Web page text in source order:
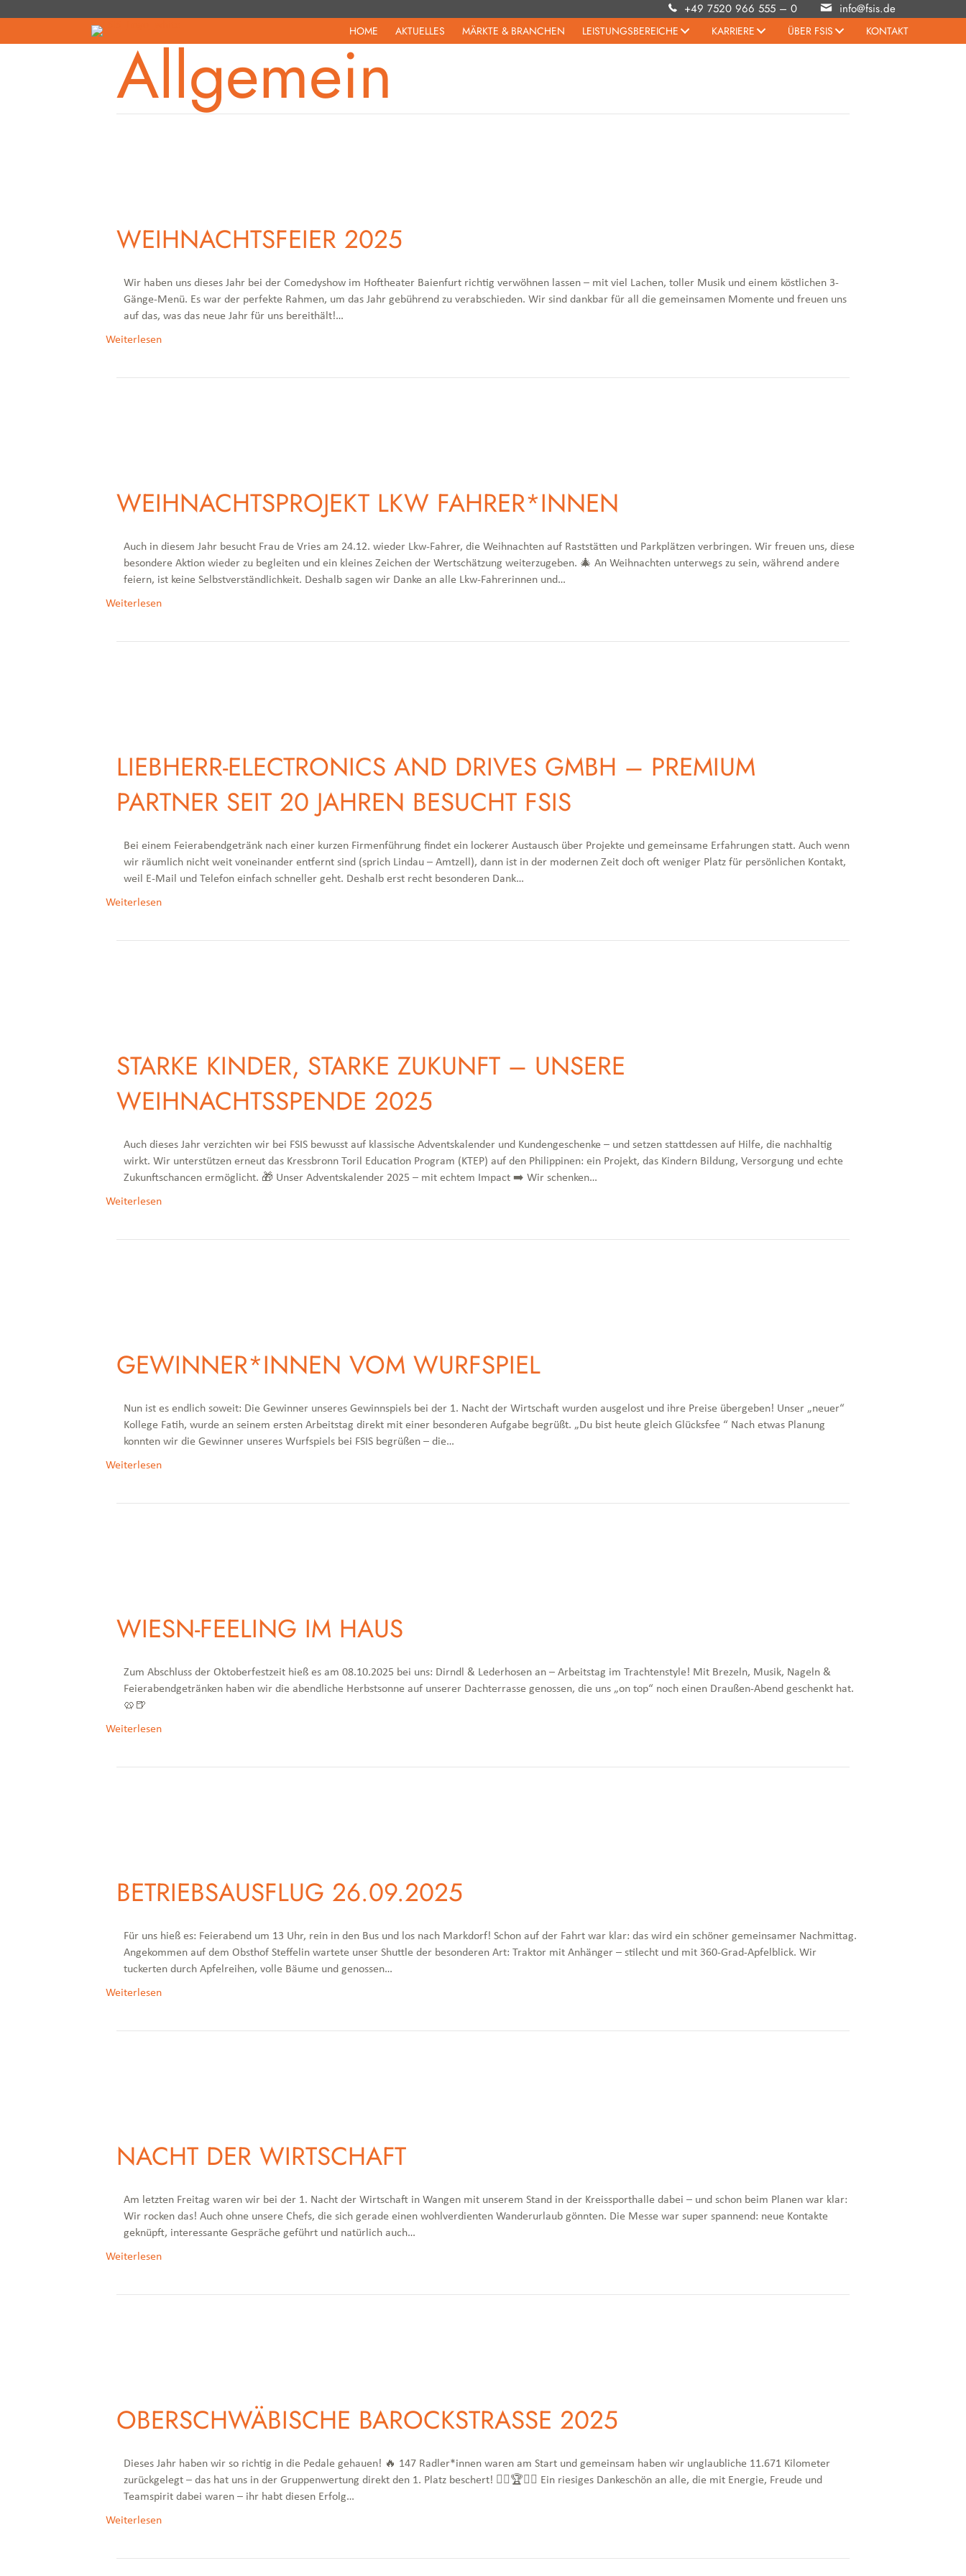
+49 7520 966 555 – 0 info@fsis.de
HOME AKTUELLES MÄRKTE & BRANCHEN LEISTUNGSBEREICHE KARRIERE ÜBER FSIS KONTAKT
Allgemein
WEIHNACHTSFEIER 2025
Wir haben uns dieses Jahr bei der Comedyshow im Hoftheater Baienfurt richtig verwöhnen lassen – mit viel Lachen, toller Musik und einem köstlichen 3-
Gänge-Menü. Es war der perfekte Rahmen, um das Jahr gebührend zu verabschieden. Wir sind dankbar für all die gemeinsamen Momente und freuen uns
auf das, was das neue Jahr für uns bereithält!…
Weiterlesen
WEIHNACHTSPROJEKT LKW FAHRER*INNEN
Auch in diesem Jahr besucht Frau de Vries am 24.12. wieder Lkw-Fahrer, die Weihnachten auf Raststätten und Parkplätzen verbringen. Wir freuen uns, diese
besondere Aktion wieder zu begleiten und ein kleines Zeichen der Wertschätzung weiterzugeben. 🎄 An Weihnachten unterwegs zu sein, während andere
feiern, ist keine Selbstverständlichkeit. Deshalb sagen wir Danke an alle Lkw-Fahrerinnen und…
Weiterlesen
LIEBHERR-ELECTRONICS AND DRIVES GMBH – PREMIUM
PARTNER SEIT 20 JAHREN BESUCHT FSIS
Bei einem Feierabendgetränk nach einer kurzen Firmenführung findet ein lockerer Austausch über Projekte und gemeinsame Erfahrungen statt. Auch wenn
wir räumlich nicht weit voneinander entfernt sind (sprich Lindau – Amtzell), dann ist in der modernen Zeit doch oft weniger Platz für persönlichen Kontakt,
weil E-Mail und Telefon einfach schneller geht. Deshalb erst recht besonderen Dank…
Weiterlesen
STARKE KINDER, STARKE ZUKUNFT – UNSERE
WEIHNACHTSSPENDE 2025
Auch dieses Jahr verzichten wir bei FSIS bewusst auf klassische Adventskalender und Kundengeschenke – und setzen stattdessen auf Hilfe, die nachhaltig
wirkt. Wir unterstützen erneut das Kressbronn Toril Education Program (KTEP) auf den Philippinen: ein Projekt, das Kindern Bildung, Versorgung und echte
Zukunftschancen ermöglicht. 🎁 Unser Adventskalender 2025 – mit echtem Impact ➡️ Wir schenken…
Weiterlesen
GEWINNER*INNEN VOM WURFSPIEL
Nun ist es endlich soweit: Die Gewinner unseres Gewinnspiels bei der 1. Nacht der Wirtschaft wurden ausgelost und ihre Preise übergeben! Unser „neuer“
Kollege Fatih, wurde an seinem ersten Arbeitstag direkt mit einer besonderen Aufgabe begrüßt. „Du bist heute gleich Glücksfee “ Nach etwas Planung
konnten wir die Gewinner unseres Wurfspiels bei FSIS begrüßen – die…
Weiterlesen
WIESN-FEELING IM HAUS
Zum Abschluss der Oktoberfestzeit hieß es am 08.10.2025 bei uns: Dirndl & Lederhosen an – Arbeitstag im Trachtenstyle! Mit Brezeln, Musik, Nageln &
Feierabendgetränken haben wir die abendliche Herbstsonne auf unserer Dachterrasse genossen, die uns „on top“ noch einen Draußen-Abend geschenkt hat.
🥨🍺
Weiterlesen
BETRIEBSAUSFLUG 26.09.2025
Für uns hieß es: Feierabend um 13 Uhr, rein in den Bus und los nach Markdorf! Schon auf der Fahrt war klar: das wird ein schöner gemeinsamer Nachmittag.
Angekommen auf dem Obsthof Steffelin wartete unser Shuttle der besonderen Art: Traktor mit Anhänger – stilecht und mit 360-Grad-Apfelblick. Wir
tuckerten durch Apfelreihen, volle Bäume und genossen…
Weiterlesen
NACHT DER WIRTSCHAFT
Am letzten Freitag waren wir bei der 1. Nacht der Wirtschaft in Wangen mit unserem Stand in der Kreissporthalle dabei – und schon beim Planen war klar:
Wir rocken das! Auch ohne unsere Chefs, die sich gerade einen wohlverdienten Wanderurlaub gönnten. Die Messe war super spannend: neue Kontakte
geknüpft, interessante Gespräche geführt und natürlich auch…
Weiterlesen
OBERSCHWÄBISCHE BAROCKSTRASSE 2025
Dieses Jahr haben wir so richtig in die Pedale gehauen! 🔥 147 Radler*innen waren am Start und gemeinsam haben wir unglaubliche 11.671 Kilometer
zurückgelegt – das hat uns in der Gruppenwertung direkt den 1. Platz beschert! 🚴‍♀️🏆🚴‍♂️ Ein riesiges Dankeschön an alle, die mit Energie, Freude und
Teamspirit dabei waren – ihr habt diesen Erfolg…
Weiterlesen